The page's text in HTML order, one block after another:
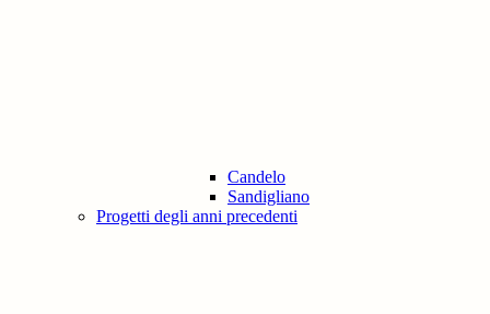
Candelo
Sandigliano
Progetti degli anni precedenti